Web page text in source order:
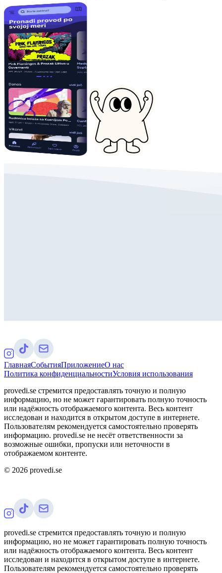
ГлавнаяСобытияПриложениеО нас
Политика конфиденциальностиУсловия использования
provedi.se стремится предоставлять точную и полную
информацию, но не может гарантировать полную точность
или надёжность отображаемого контента. Весь контент
исследован и находится в открытом доступе в интернете.
Пользователям рекомендуется самостоятельно проверять
информацию. provedi.se не несёт ответственности за
возможные ошибки, пропуски или неточности в
отображаемом контенте.
© 2026 provedi.se
provedi.se стремится предоставлять точную и полную
информацию, но не может гарантировать полную точность
или надёжность отображаемого контента. Весь контент
исследован и находится в открытом доступе в интернете.
Пользователям рекомендуется самостоятельно проверять